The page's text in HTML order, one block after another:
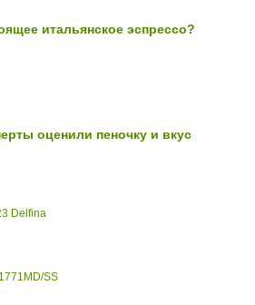
итальянское эспрессо?
оценили пеночку и вкус
Delfina
SS